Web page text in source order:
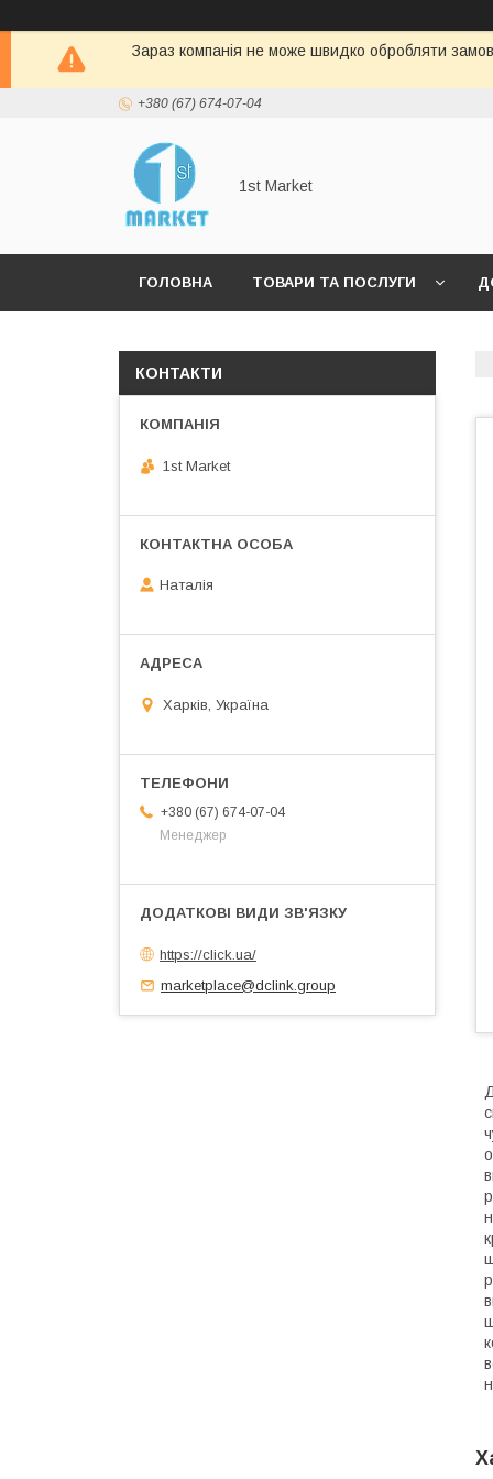
Зараз компанія не може швидко обробляти
+380 (67) 674-07-04
1st Market
ГОЛОВНА ТОВАРИ ТА ПОСЛУГИ
КОНТАКТИ
1st Market
Наталія
Харків, Україна
+380 (67) 674-07-04
Менеджер
https://click.ua/
marketplace@dclink.group